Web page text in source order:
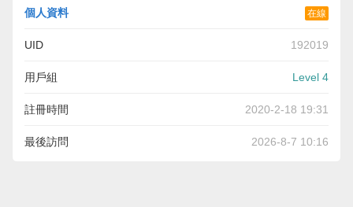
個人資料 在線
UID 192019
用戶組 Level 4
註冊時間 2020-2-18 19:31
最後訪問 2026-8-7 10:16